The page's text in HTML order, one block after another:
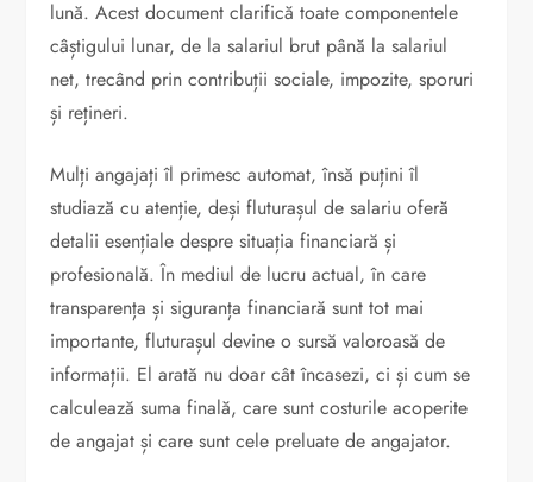
lună. Acest document clarifică toate componentele
câștigului lunar, de la salariul brut până la salariul
net, trecând prin contribuții sociale, impozite, sporuri
și rețineri.
Mulți angajați îl primesc automat, însă puțini îl
studiază cu atenție, deși fluturașul de salariu oferă
detalii esențiale despre situația financiară și
profesională. În mediul de lucru actual, în care
transparența și siguranța financiară sunt tot mai
importante, fluturașul devine o sursă valoroasă de
informații. El arată nu doar cât încasezi, ci și cum se
calculează suma finală, care sunt costurile acoperite
de angajat și care sunt cele preluate de angajator.